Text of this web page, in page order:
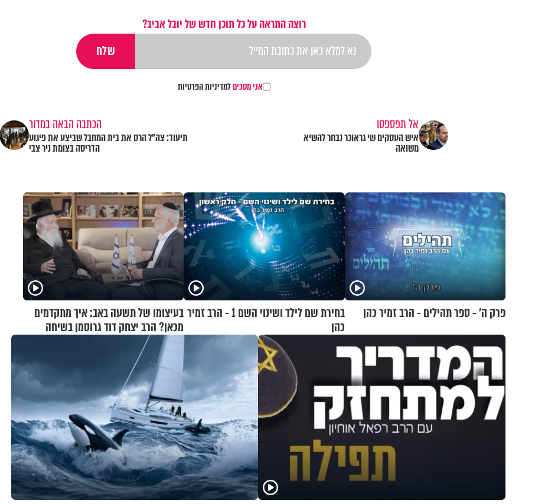
רוצה התראה על כל תוכן חדש של יובל אביב?
אני מסכיםלמדיניות הפרטיות
אל תפספסו
איש העסקים שי גראוכר נבחר להשיא
משואה
הכתבה הבאה במדור
תיעוד: צה״ל הרס את בית המחבל שביצע את פיגוע
הדריסה בצומת ניר צבי
פרק ה’ - ספר תהילים - הרב זמיר כהן
בחירת שם לילד ושינוי השם 1 - הרב זמיר
כהן
בעיצומו של תשעה באב: איך מתקדמים
מכאן? הרב יצחק דוד גרוסמן בשיחה
מיוחדת